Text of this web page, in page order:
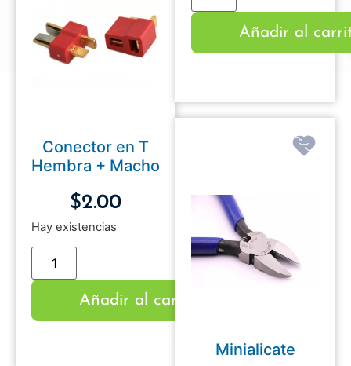
Conector en T
Hembra + Macho
$2.00
Hay existencias
Añadir al carrito
Añadir al
Minialicate